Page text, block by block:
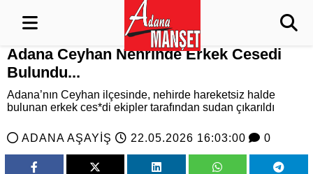
Adana Ceyhan Nehrinde Erkek Cesedi
Bulundu...
Adana’nın Ceyhan ilçesinde, nehirde hareketsiz halde
bulunan erkek ces*di ekipler tarafından sudan çıkarıldı
ADANA AŞAYİŞ 22.05.2026 16:03:00 0